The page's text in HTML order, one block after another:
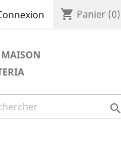
shopping_cart Panier (0)
MAISON
